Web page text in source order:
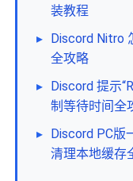
装教程
▸ Discord Nitro
全攻略
▸ Discord 提示
制等待时间全
▸ Discord PC版
清理本地缓存